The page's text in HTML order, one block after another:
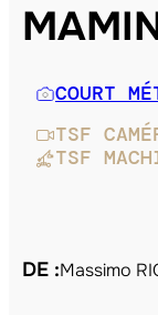
COURT
TSF
TSF
DE :Massimo